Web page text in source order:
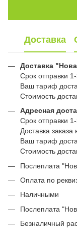
Доставка
Доставка
Срок отправки
Ваш тариф
Стоимость
Адресная
Срок отправки
Доставка заказа
Ваш тариф
Стоимость
Послеплата
Оплата по
Наличными
Послеплата
Безналичный